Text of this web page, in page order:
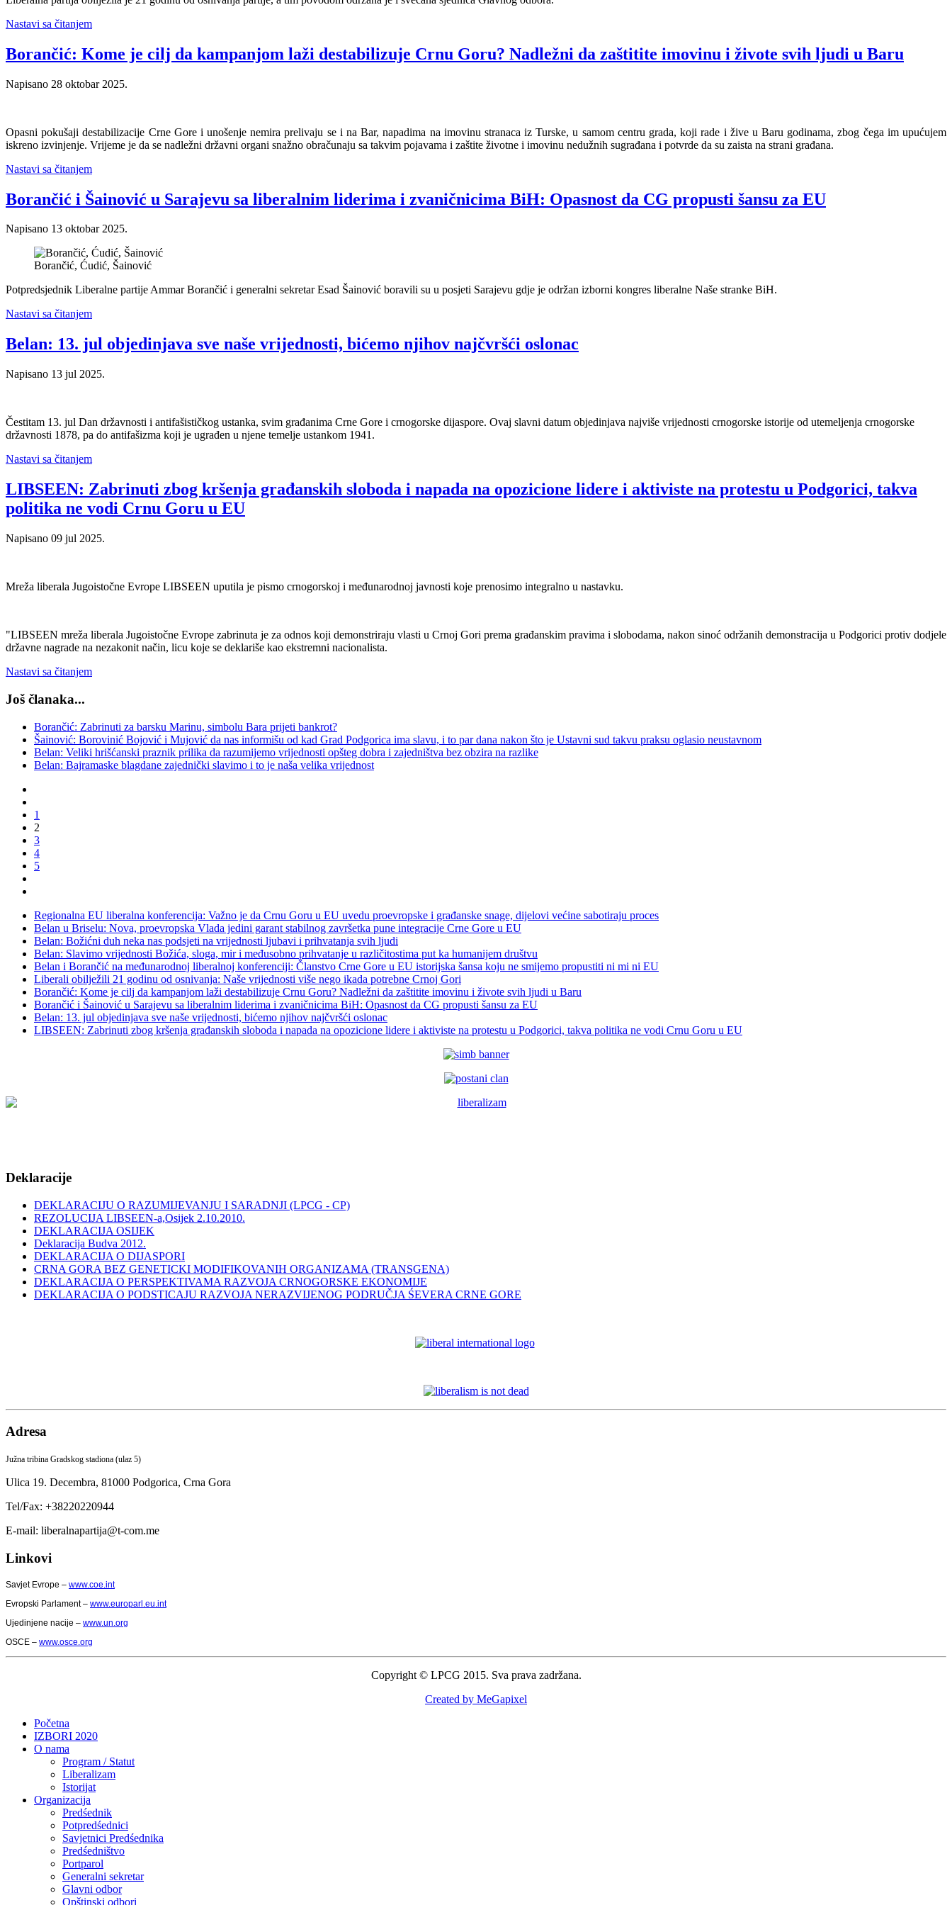
Nastavi sa čitanjem
Borančić: Kome je cilj da kampanjom laži destabilizuje Crnu Goru? Nadležni da zaštitite imovinu i živote svih ljudi u Baru
Napisano 28 oktobar 2025.
Opasni pokušaji destabilizacije Crne Gore i unošenje nemira prelivaju se i na Bar, napadima na imovinu stranaca iz Turske, u samom centru grada, koji rade i žive u Baru godinama, zbog čega im upućujem
iskreno izvinjenje. Vrijeme je da se nadležni državni organi snažno obračunaju sa takvim pojavama i zaštite životne i imovinu nedužnih sugrađana i potvrde da su zaista na strani građana.
Nastavi sa čitanjem
Borančić i Šainović u Sarajevu sa liberalnim liderima i zvaničnicima BiH: Opasnost da CG propusti šansu za EU
Napisano 13 oktobar 2025.
Borančić, Ćudić, Šainović
Potpredsjednik Liberalne partije Ammar Borančić i generalni sekretar Esad Šainović boravili su u posjeti Sarajevu gdje je održan izborni kongres liberalne Naše stranke BiH.
Nastavi sa čitanjem
Belan: 13. jul objedinjava sve naše vrijednosti, bićemo njihov najčvršći oslonac
Napisano 13 jul 2025.
Čestitam 13. jul Dan državnosti i antifašističkog ustanka, svim građanima Crne Gore i crnogorske dijaspore. Ovaj slavni datum objedinjava najviše vrijednosti crnogorske istorije od utemeljenja crnogorske
državnosti 1878, pa do antifašizma koji je ugrađen u njene temelje ustankom 1941.
Nastavi sa čitanjem
LIBSEEN: Zabrinuti zbog kršenja građanskih sloboda i napada na opozicione lidere i aktiviste na protestu u Podgorici, takva
politika ne vodi Crnu Goru u EU
Napisano 09 jul 2025.
Mreža liberala Jugoistočne Evrope LIBSEEN uputila je pismo crnogorskoj i međunarodnoj javnosti koje prenosimo integralno u nastavku.
"LIBSEEN mreža liberala Jugoistočne Evrope zabrinuta je za odnos koji demonstriraju vlasti u Crnoj Gori prema građanskim pravima i slobodama, nakon sinoć održanih demonstracija u Podgorici protiv dodjele
državne nagrade na nezakonit način, licu koje se deklariše kao ekstremni nacionalista.
Nastavi sa čitanjem
Još članaka...
Borančić: Zabrinuti za barsku Marinu, simbolu Bara prijeti bankrot?
Šainović: Borovinić Bojović i Mujović da nas informišu od kad Grad Podgorica ima slavu, i to par dana nakon što je Ustavni sud takvu praksu oglasio neustavnom
Belan: Veliki hrišćanski praznik prilika da razumijemo vrijednosti opšteg dobra i zajedništva bez obzira na razlike
Belan: Bajramaske blagdane zajednički slavimo i to je naša velika vrijednost
1
2
3
4
5
Regionalna EU liberalna konferencija: Važno je da Crnu Goru u EU uvedu proevropske i građanske snage, dijelovi većine sabotiraju proces
Belan u Briselu: Nova, proevropska Vlada jedini garant stabilnog završetka pune integracije Crne Gore u EU
Belan: Božićni duh neka nas podsjeti na vrijednosti ljubavi i prihvatanja svih ljudi
Belan: Slavimo vrijednosti Božića, sloga, mir i međusobno prihvatanje u različitostima put ka humanijem društvu
Belan i Borančić na međunarodnoj liberalnoj konferenciji: Članstvo Crne Gore u EU istorijska šansa koju ne smijemo propustiti ni mi ni EU
Liberali obilježili 21 godinu od osnivanja: Naše vrijednosti više nego ikada potrebne Crnoj Gori
Borančić: Kome je cilj da kampanjom laži destabilizuje Crnu Goru? Nadležni da zaštitite imovinu i živote svih ljudi u Baru
Borančić i Šainović u Sarajevu sa liberalnim liderima i zvaničnicima BiH: Opasnost da CG propusti šansu za EU
Belan: 13. jul objedinjava sve naše vrijednosti, bićemo njihov najčvršći oslonac
LIBSEEN: Zabrinuti zbog kršenja građanskih sloboda i napada na opozicione lidere i aktiviste na protestu u Podgorici, takva politika ne vodi Crnu Goru u EU
Deklaracije
DEKLARACIJU O RAZUMIJEVANJU I SARADNJI (LPCG - CP)
REZOLUCIJA LIBSEEN-a,Osijek 2.10.2010.
DEKLARACIJA OSIJEK
Deklaracija Budva 2012.
DEKLARACIJA O DIJASPORI
CRNA GORA BEZ GENETICKI MODIFIKOVANIH ORGANIZAMA (TRANSGENA)
DEKLARACIJA O PERSPEKTIVAMA RAZVOJA CRNOGORSKE EKONOMIJE
DEKLARACIJA O PODSTICAJU RAZVOJA NERAZVIJENOG PODRUČJA ŚEVERA CRNE GORE
Adresa
Južna tribina Gradskog stadiona (ulaz 5)
Ulica 19. Decembra, 81000 Podgorica, Crna Gora
Tel/Fax: +38220220944
E-mail: liberalnapartija@t-com.me
Linkovi
Savjet Evrope – www.coe.int
Evropski Parlament – www.europarl.eu.int
Ujedinjene nacije – www.un.org
OSCE – www.osce.org
Copyright © LPCG 2015. Sva prava zadržana.
Created by MeGapixel
Početna
IZBORI 2020
O nama
Program / Statut
Liberalizam
Istorijat
Organizacija
Predśednik
Potpredśednici
Savjetnici Predśednika
Predśedništvo
Portparol
Generalni sekretar
Glavni odbor
Opštinski odbori